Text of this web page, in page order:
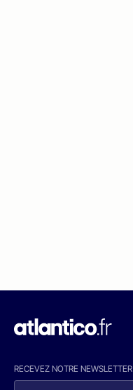
RECEVEZ NOTRE NEWSLETTER